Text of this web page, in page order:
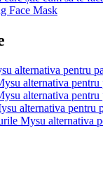
Face Mask
alternativa pentru
alternativa pentru
alternativa pentru
alternativa pentru
Mysu alternativa